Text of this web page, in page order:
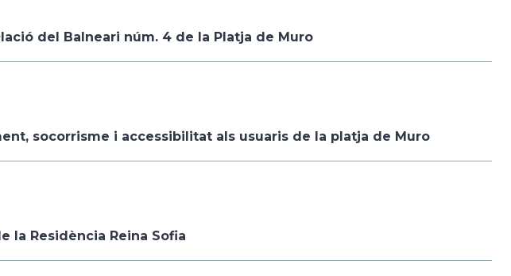
del Balneari núm. 4 de la Platja de Muro
socorrisme i accessibilitat als usuaris de la platja de Muro
la Residència Reina Sofia